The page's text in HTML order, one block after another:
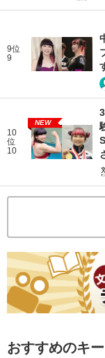
9位
9
10
位
10
NEW
おすすめのキ